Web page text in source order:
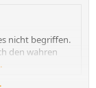
nicht begriffen.
den wahren